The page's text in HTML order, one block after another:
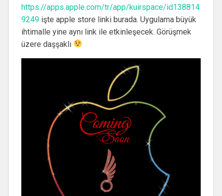
https://apps.apple.com/tr/app/kuirspace/id138814
9249işte apple store linki burada. Uygulama büyük
ihtimalle yine aynı link ile etkinleşecek. Görüşmek
üzere daşşaklı